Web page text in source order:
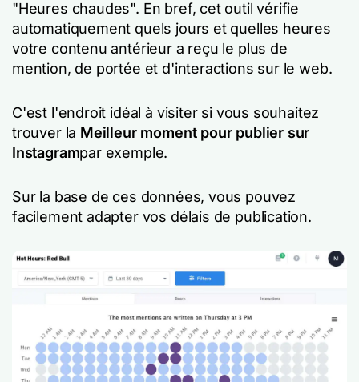
"Heures chaudes". En bref, cet outil vérifie
automatiquement quels jours et quelles heures
votre contenu antérieur a reçu le plus de
mention, de portée et d'interactions sur le web.
C'est l'endroit idéal à visiter si vous souhaitez
trouver la Meilleur moment pour publier sur
Instagrampar exemple.
Sur la base de ces données, vous pouvez
facilement adapter vos délais de publication.